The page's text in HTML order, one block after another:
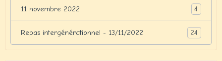
11 novembre 2022 4
Repas intergénérationnel - 13/11/2022 24